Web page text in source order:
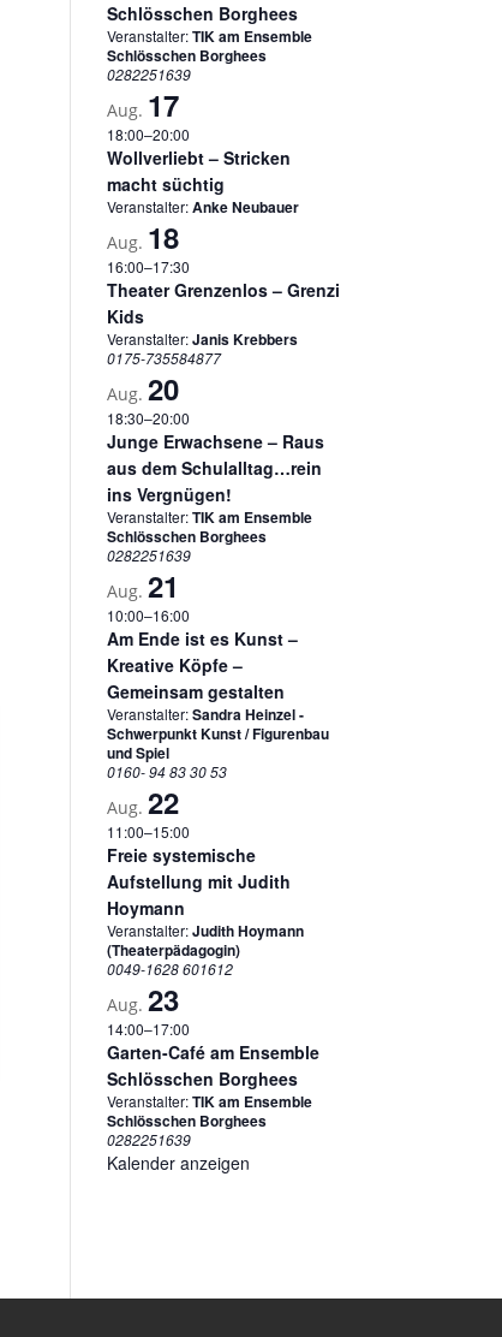
Schlösschen Borghees
Veranstalter:TIK am Ensemble
Schlösschen Borghees
0282251639
Aug. 17
18:00–20:00
Wollverliebt – Stricken
macht süchtig
Veranstalter:Anke Neubauer
Aug. 18
16:00–17:30
Theater Grenzenlos – Grenzi
Kids
Veranstalter:Janis Krebbers
0175-735584877
Aug.20
18:30–20:00
Junge Erwachsene – Raus
aus dem Schulalltag…rein
ins Vergnügen!
Veranstalter:TIK am Ensemble
Schlösschen Borghees
0282251639
Aug.21
10:00–16:00
Am Ende ist es Kunst –
Kreative Köpfe –
Gemeinsam gestalten
Veranstalter:Sandra Heinzel -
Schwerpunkt Kunst / Figurenbau
und Spiel
0160- 94 83 30 53
Aug.22
11:00–15:00
Freie systemische
Aufstellung mit Judith
Hoymann
Veranstalter:Judith Hoymann
(Theaterpädagogin)
0049-1628 601612
Aug.23
14:00–17:00
Garten-Café am Ensemble
Schlösschen Borghees
Veranstalter:TIK am Ensemble
Schlösschen Borghees
0282251639
Kalender anzeigen